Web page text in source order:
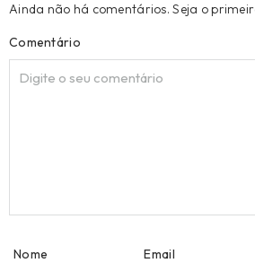
Ainda não há comentários. Seja o
Comentário
Nome Email